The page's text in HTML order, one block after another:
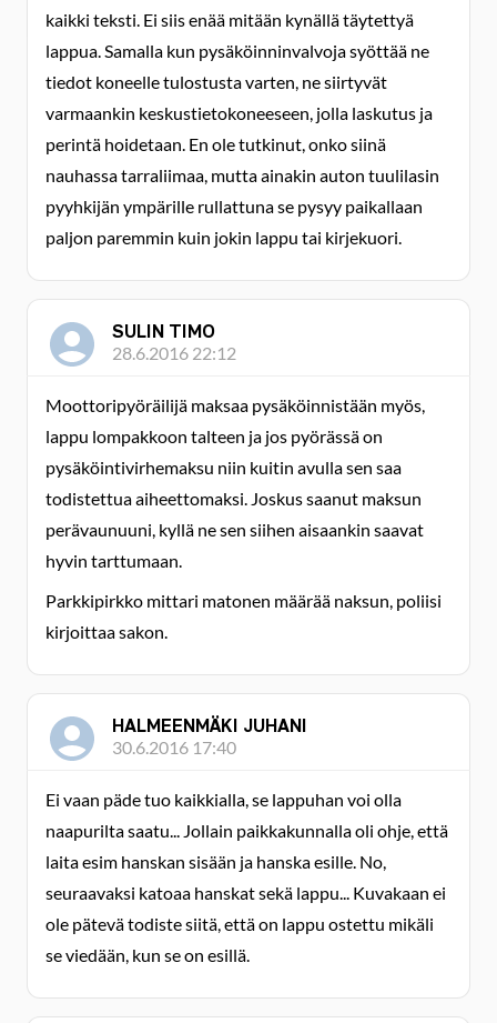
kaikki teksti. Ei siis enää mitään kynällä täytettyä
lappua. Samalla kun pysäköinninvalvoja syöttää ne
tiedot koneelle tulostusta varten, ne siirtyvät
varmaankin keskustietokoneeseen, jolla laskutus ja
perintä hoidetaan. En ole tutkinut, onko siinä
nauhassa tarraliimaa, mutta ainakin auton tuulilasin
pyyhkijän ympärille rullattuna se pysyy paikallaan
paljon paremmin kuin jokin lappu tai kirjekuori.
SULIN TIMO
28.6.2016 22:12
Moottoripyöräilijä maksaa pysäköinnistään myös,
lappu lompakkoon talteen ja jos pyörässä on
pysäköintivirhemaksu niin kuitin avulla sen saa
todistettua aiheettomaksi. Joskus saanut maksun
perävaunuuni, kyllä ne sen siihen aisaankin saavat
hyvin tarttumaan.
Parkkipirkko mittari matonen määrää naksun, poliisi
kirjoittaa sakon.
HALMEENMÄKI JUHANI
30.6.2016 17:40
Ei vaan päde tuo kaikkialla, se lappuhan voi olla
naapurilta saatu... Jollain paikkakunnalla oli ohje, että
laita esim hanskan sisään ja hanska esille. No,
seuraavaksi katoaa hanskat sekä lappu... Kuvakaan ei
ole pätevä todiste siitä, että on lappu ostettu mikäli
se viedään, kun se on esillä.